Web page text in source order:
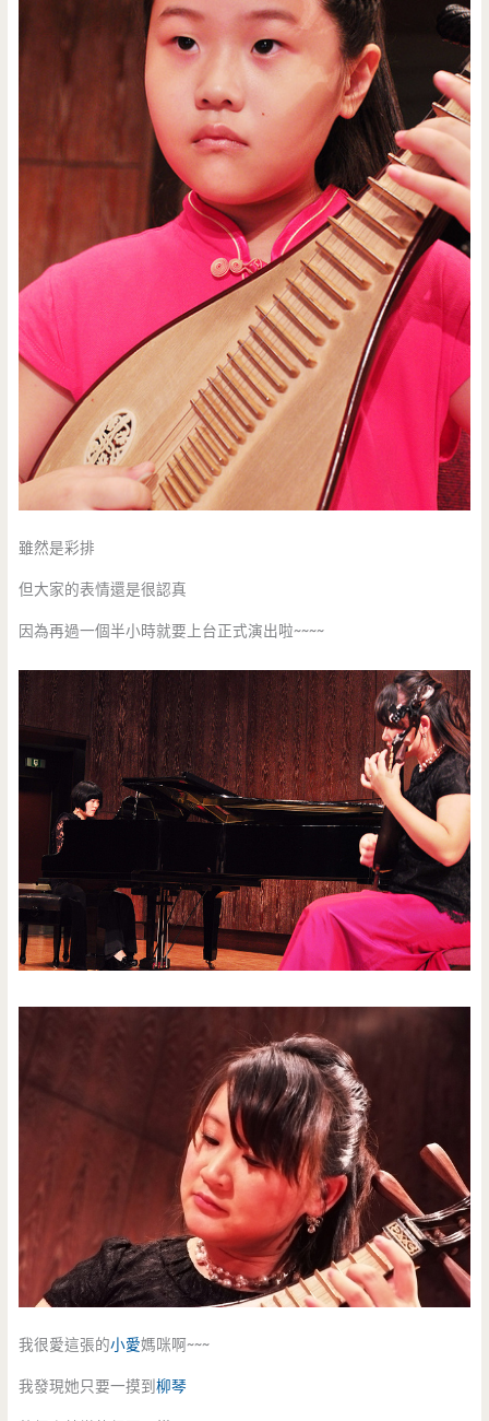
雖然是彩排
但大家的表情還是很認真
因為再過一個半小時就要上台正式演出啦~~~~
我很愛這張的小愛媽咪啊~~~
我發現她只要一摸到柳琴